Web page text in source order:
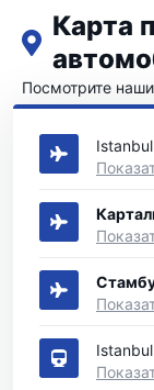
Карта
Посмотрите
в Стамбул